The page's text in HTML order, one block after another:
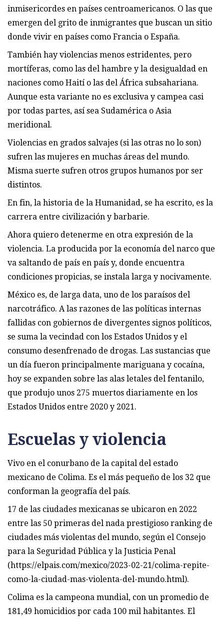
inmisericordes en países centroamericanos. O las que
emergen del grito de inmigrantes que buscan un sitio
donde vivir en países como Francia o España.
También hay violencias menos estridentes, pero
mortíferas, como las del hambre y la desigualdad en
naciones como Haití o las del África subsahariana.
Aunque esta variante no es exclusiva y campea casi
por todas partes, así sea Sudamérica o Asia
meridional.
Violencias en grados salvajes (si las otras no lo son)
sufren las mujeres en muchas áreas del mundo.
Misma suerte sufren otros grupos humanos por ser
distintos.
En fin, la historia de la Humanidad, se ha escrito, es la
carrera entre civilización y barbarie.
Ahora quiero detenerme en otra expresión de la
violencia. La producida por la economía del narco que
va saltando de país en país y, donde encuentra
condiciones propicias, se instala larga y nocivamente.
México es, de larga data, uno de los paraísos del
narcotráfico. A las razones de las políticas internas
fallidas con gobiernos de divergentes signos políticos,
se suma la vecindad con los Estados Unidos y el
consumo desenfrenado de drogas. Las sustancias que
un día fueron principalmente mariguana y cocaína,
hoy se expanden sobre las alas letales del fentanilo,
que produjo unos 275 muertos diariamente en los
Estados Unidos entre 2020 y 2021.
Escuelas y violencia
Vivo en el conurbano de la capital del estado
mexicano de Colima. Es el más pequeño de los 32 que
conforman la geografía del país.
17 de las ciudades mexicanas se ubicaron en 2022
entre las 50 primeras del nada prestigioso ranking de
ciudades más violentas del mundo, según el Consejo
para la Seguridad Pública y la Justicia Penal
(https://elpais.com/mexico/2023-02-21/colima-repite-
como-la-ciudad-mas-violenta-del-mundo.html).
Colima es la campeona mundial, con un promedio de
181,49 homicidios por cada 100 mil habitantes. El